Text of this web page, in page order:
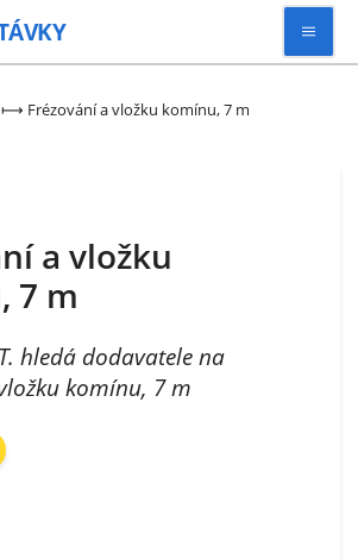
Vyhledávat
Kategorie
Zaregistrovat se
Frézování a vložku komínu, 7 m
a vložku
7 m
hledá dodavatele na
komínu, 7 m